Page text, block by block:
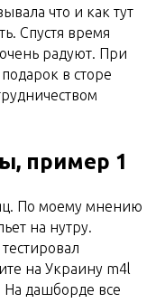
что и как тут
Спустя время
радуют. При
в сторе
пример 1
По моему мнению
на нутру.
на Украину m4l
На дашборде все